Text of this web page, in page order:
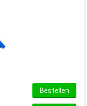
Bestellen